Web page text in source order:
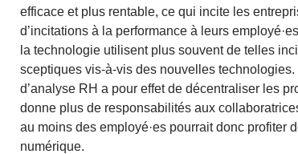
efficace et plus rentable, ce qui incite les
d’incitations à la performance à leurs
la technologie utilisent plus souvent de telles
sceptiques vis-à-vis des nouvelles technologies.
d’analyse RH a pour effet de décentraliser les
donne plus de responsabilités aux
au moins des employé·es pourrait donc profiter
numérique.